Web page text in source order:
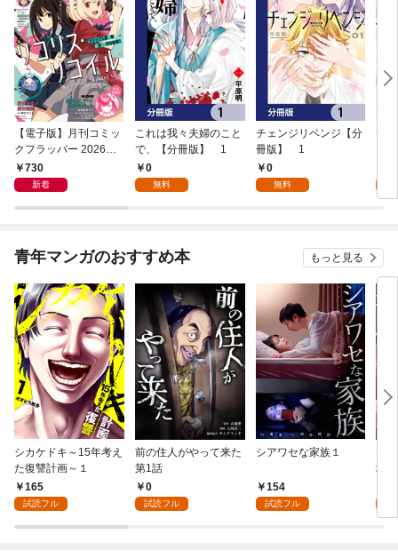
【電子版】月刊コミッ
クフラッパー 2026年9
月号730
新着
これは我々夫婦のこと
で、【分冊版】 1
0
無料
チェンジリベンジ【分
冊版】 1
0
無料
チ
青年マンガのおすすめ本 もっと見る
シカケドキ～15年考え
た復讐計画～１
165
試読フル
前の住人がやって来た
第1話
0
試読フル
シアワセな家族１
154
試読フル
地